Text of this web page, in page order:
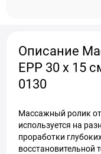
Описание
EPP 30 x 15
0130
Массажный ролик от
используется на
проработки
восстановительной